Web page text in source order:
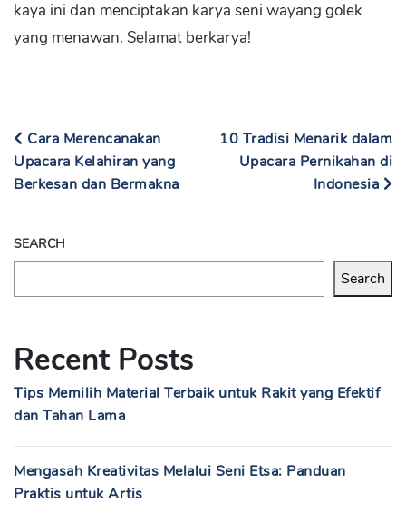
kaya ini dan menciptakan karya seni wayang golek
yang menawan. Selamat berkarya!
Cara Merencanakan
Upacara Kelahiran yang
Berkesan dan Bermakna
10 Tradisi Menarik dalam
Upacara Pernikahan di
Indonesia
SEARCH
Search
Recent Posts
Tips Memilih Material Terbaik untuk Rakit yang Efektif
dan Tahan Lama
Mengasah Kreativitas Melalui Seni Etsa: Panduan
Praktis untuk Artis